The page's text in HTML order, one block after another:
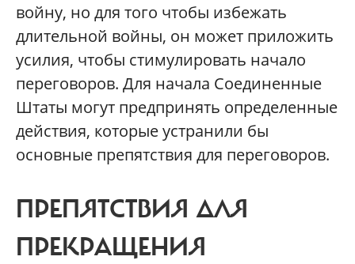
войну, но для того чтобы избежать
длительной войны, он может приложить
усилия, чтобы стимулировать начало
переговоров. Для начала Соединенные
Штаты могут предпринять определенные
действия, которые устранили бы
основные препятствия для переговоров.
ПРЕПЯТСТВИЯ ДЛЯ
ПРЕКРАЩЕНИЯ